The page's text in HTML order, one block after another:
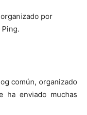
por
común, organizado
ha enviado muchas